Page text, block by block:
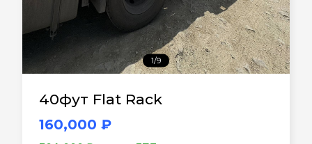
1/9
40фут Flat Rack
160,000 ₽